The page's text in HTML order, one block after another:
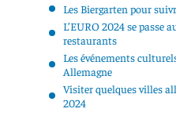
Les Biergarten pour
L’EURO 2024 se passe
restaurants
Les événements
Allemagne
Visiter quelques villes
2024